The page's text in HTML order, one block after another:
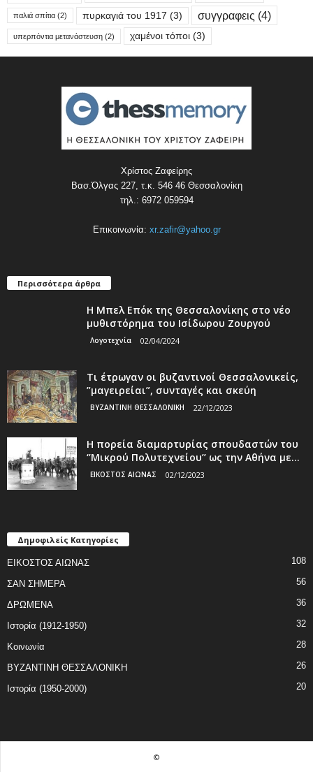
παλιά σπίτια (2) πυρκαγιά του 1917 (3) συγγραφεις (4)
υπερπόντια μετανάστευση (2) χαμένοι τόποι (3)
Χρίστος Ζαφείρης
Βασ.Όλγας 227, τ.κ. 546 46 Θεσσαλονίκη
τηλ.: 6972 059594
Επικοινωνία: xr.zafir@yahoo.gr
Περισσότερα άρθρα
Η Μπελ Επόκ της Θεσσαλονίκης στο νέο
μυθιστόρημα του Ισίδωρου Ζουργού
Λογοτεχνία 02/04/2024
Τι έτρωγαν οι βυζαντινοί Θεσσαλονικείς,
”μαγειρείαι”, συνταγές και σκεύη
ΒΥΖΑΝΤΙΝΗ ΘΕΣΣΑΛΟΝΙΚΗ 22/12/2023
Η πορεία διαμαρτυρίας σπουδαστών του
‘’Μικρού Πολυτεχνείου’’ ως την Αθήνα με...
ΕΙΚΟΣΤΟΣ ΑΙΩΝΑΣ 02/12/2023
Δημοφιλείς Κατηγορίες
ΕΙΚΟΣΤΟΣ ΑΙΩΝΑΣ 108
ΣΑΝ ΣΗΜΕΡΑ 56
ΔΡΩΜΕΝΑ 36
Ιστορία (1912-1950) 32
Κοινωνία 28
ΒΥΖΑΝΤΙΝΗ ΘΕΣΣΑΛΟΝΙΚΗ 26
Ιστορία (1950-2000) 20
©